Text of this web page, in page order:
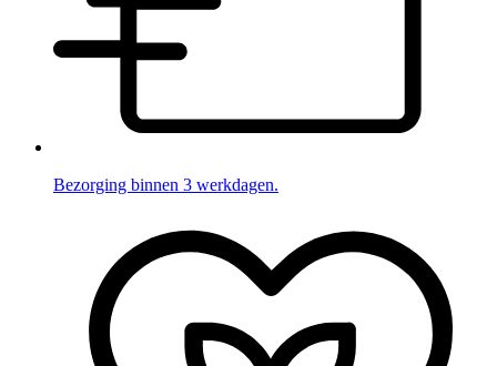
Bezorging binnen 3 werkdagen.